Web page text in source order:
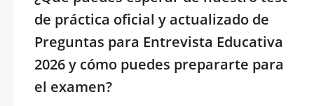
de práctica oficial y actualizado de
Preguntas para Entrevista Educativa
2026 y cómo puedes prepararte para
el examen?